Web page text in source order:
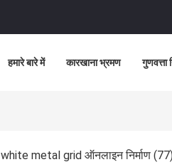
हमारे बारे में कारखाना भ्रमण गुणवत्ता
white metal grid ऑनलाइन निर्माण